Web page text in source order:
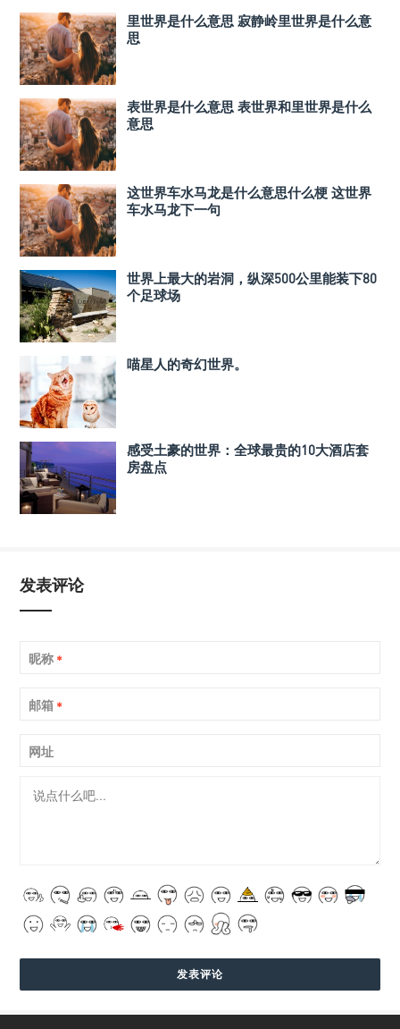
里世界是什么意思 寂静岭里世界是什么意
思
表世界是什么意思 表世界和里世界是什么
意思
这世界车水马龙是什么意思什么梗 这世界
车水马龙下一句
世界上最大的岩洞，纵深500公里能装下80
个足球场
喵星人的奇幻世界。
感受土豪的世界：全球最贵的10大酒店套
房盘点
发表评论
昵称 *
邮箱 *
网址